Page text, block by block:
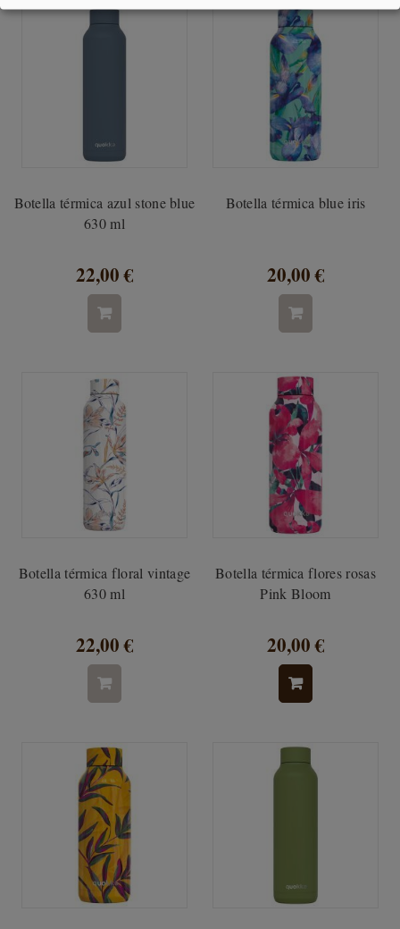
Botella térmica azul stone blue
630 ml
22,00 €
Botella térmica blue iris
20,00 €
Botella térmica floral vintage
630 ml
22,00 €
Botella térmica flores rosas
Pink Bloom
20,00 €